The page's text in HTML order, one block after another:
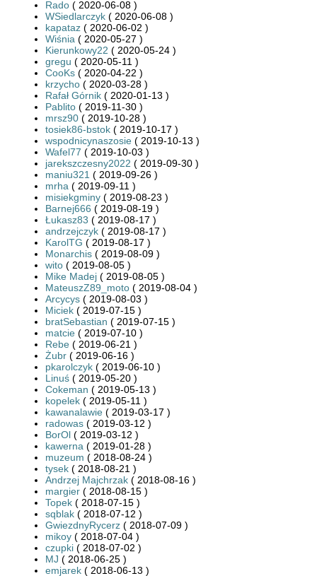
Rado ( 2020-06-08 )
WSiedlarczyk ( 2020-06-08 )
kapataz ( 2020-06-02 )
Wiśnia ( 2020-05-27 )
Kierunkowy22 ( 2020-05-24 )
gregu ( 2020-05-11 )
CooKs ( 2020-04-22 )
krzycho ( 2020-03-28 )
Rafał Górnik ( 2020-01-13 )
Pablito ( 2019-11-30 )
mrsz90 ( 2019-10-28 )
tosiek86-bstok ( 2019-10-17 )
wspodnicynaszosie ( 2019-10-13 )
Wafel77 ( 2019-10-03 )
jarekszczesny2022 ( 2019-09-30 )
maniu321 ( 2019-09-26 )
mrha ( 2019-09-11 )
misiekgminy ( 2019-08-23 )
Barnej666 ( 2019-08-19 )
Łukasz83 ( 2019-08-17 )
andrzejczyk ( 2019-08-17 )
KarolTG ( 2019-08-17 )
Monarchis ( 2019-08-09 )
wito ( 2019-08-05 )
Mike Madej ( 2019-08-05 )
MateuszZ89_moto ( 2019-08-04 )
Arcycys ( 2019-08-03 )
Miciek ( 2019-07-15 )
bratSebastian ( 2019-07-15 )
matcie ( 2019-07-10 )
Rebe ( 2019-06-21 )
Żubr ( 2019-06-16 )
pkarolczyk ( 2019-06-10 )
Linuś ( 2019-05-20 )
Cokeman ( 2019-05-13 )
kopelek ( 2019-05-11 )
kawanalawie ( 2019-03-17 )
radowas ( 2019-03-12 )
BorOl ( 2019-03-12 )
kawerna ( 2019-01-28 )
muzeum ( 2018-08-24 )
tysek ( 2018-08-21 )
Andrzej Majchrzak ( 2018-08-16 )
margier ( 2018-08-15 )
Topek ( 2018-07-15 )
sqblak ( 2018-07-12 )
GwiezdnyRycerz ( 2018-07-09 )
mikoy ( 2018-07-04 )
czupki ( 2018-07-02 )
MJ ( 2018-06-25 )
emjarek ( 2018-06-13 )